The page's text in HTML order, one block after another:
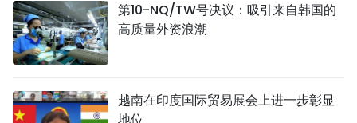
第10-NQ/TW号决议：吸引来自韩国的
高质量外资浪潮
越南在印度国际贸易展会上进一步彰显